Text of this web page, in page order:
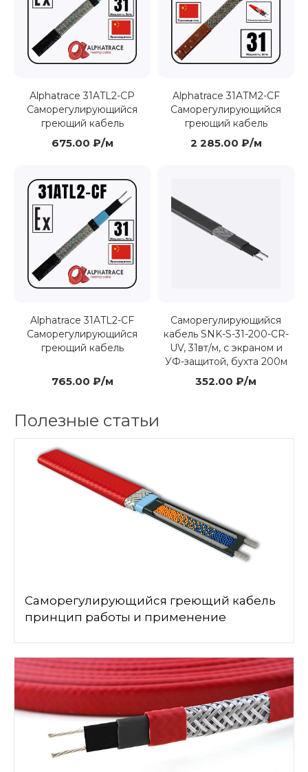
Alphatrace 31ATL2-CP
Саморегулирующийся
греющий кабель
675.00 ₽/м
Alphatrace 31ATM2-CF
Саморегулирующийся
греющий кабель
2 285.00 ₽/м
Alphatrace 31ATL2-CF
Саморегулирующийся
греющий кабель
765.00 ₽/м
Саморегулирующийся
кабель SNK-S-31-200-CR-
UV, 31вт/м, с экраном и
УФ-защитой, бухта 200м
352.00 ₽/м
Полезные статьи
Саморегулирующийся греющий кабель
принцип работы и применение